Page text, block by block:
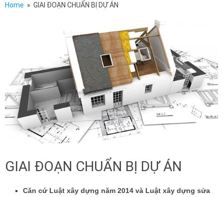
Home » GIAI ĐOẠN CHUẨN BỊ DỰ ÁN
GIAI ĐOẠN CHUẨN BỊ DỰ ÁN
Căn cứ Luật xây dựng năm 2014 và Luật xây dựng sửa